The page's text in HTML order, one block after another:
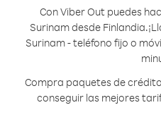
Con Viber Out puedes
Surinam desde Finlandia.
Surinam - teléfono fijo o
Compra paquetes de
conseguir las mejores